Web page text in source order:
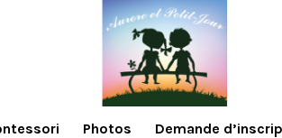
Photos Demande